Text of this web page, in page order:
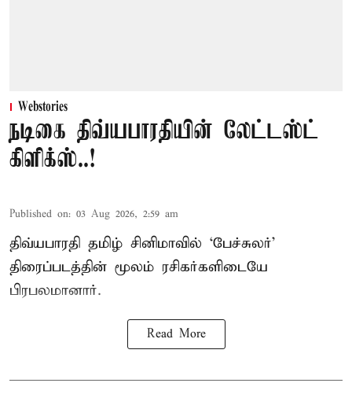
Webstories
நடிகை திவ்யபாரதியின் லேட்டஸ்ட்
கிளிக்ஸ்..!
Published on: 03 Aug 2026, 2:59 am
திவ்யபாரதி தமிழ் சினிமாவில் ‘பேச்சுலர்’
திரைப்படத்தின் மூலம் ரசிகர்களிடையே
பிரபலமானார்.
Read More